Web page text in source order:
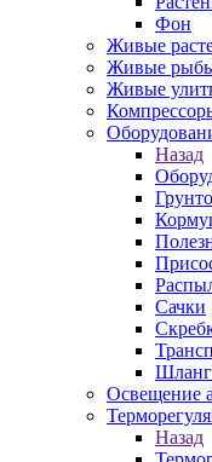
Фон
Живые
Живые
Живые
Назад
Сачки
Освещение
Назад